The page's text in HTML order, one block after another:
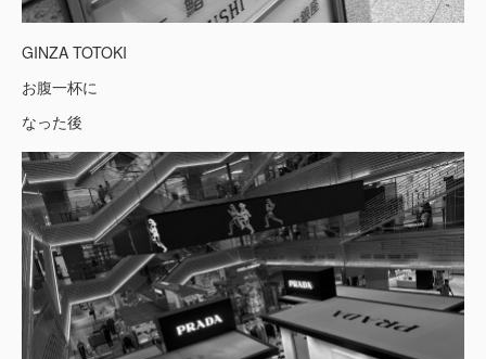
GINZA TOTOKI
お腹一杯に
なった後